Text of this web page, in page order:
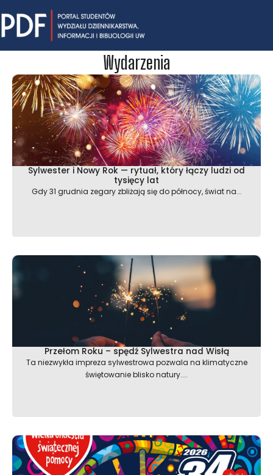
to
content
Wydarzenia
Sylwester i Nowy Rok — rytuał, który łączy ludzi od
tysięcy lat
Gdy 31 grudnia zegary zbliżają się do północy, świat na...
Przełom Roku – spędź Sylwestra nad Wisłą
Ta niezwykła impreza sylwestrowa pozwala na klimatyczne
świętowanie blisko natury....
S
r
o
n
a
S
t
r
o
n
a
S
t
r
o
n
a
S
t
r
o
n
a
S
t
r
o
n
a